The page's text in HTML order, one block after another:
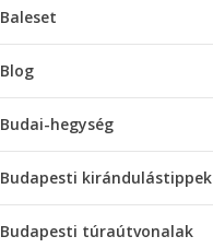
Baleset
Blog
Budai-hegység
Budapesti kirándulástippek
Budapesti túraútvonalak